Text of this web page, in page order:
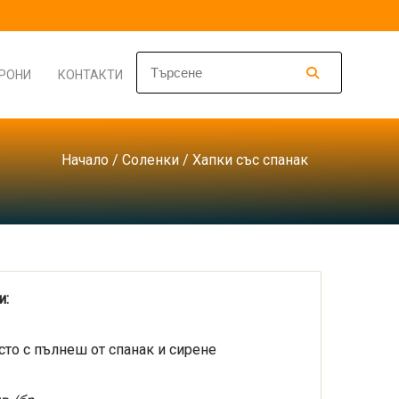
КОНТАКТИ
Начало/Соленки/ Хапки със спанак
с пълнеш от спанак и сирене